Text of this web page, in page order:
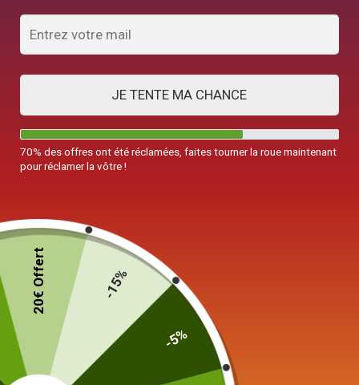
Théière en Porcelaine
Indienne 215ml
JE TENTE MA CHANCE
70% des offres ont été réclamées, faites tourner la roue maintenant
pour réclamer la vôtre !
20€ Offert -15%
-5%